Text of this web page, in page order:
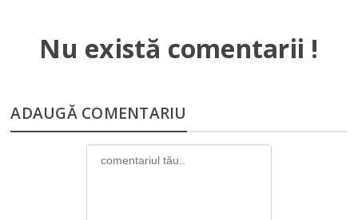
Nu există comentarii !
ADAUGĂ COMENTARIU